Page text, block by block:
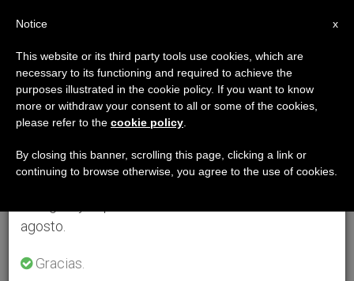
×
Aviso importante
Del 27 de julio al 7 de agosto haremos la pausa
anual, aprovechando que en el periodo de verano
se generan menos informaciones y también el
agosto.
Gracias.
x
Notice
This website or its third party tools use cookies, which are
necessary to its functioning and required to achieve the
purposes illustrated in the cookie policy. If you want to know
more or withdraw your consent to all or some of the cookies,
please refer to the cookie policy
By closing this banner, scrolling this page, clicking a link or
continuing to browse otherwise, you agree to the use of cookies.